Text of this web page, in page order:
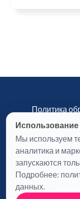
Использование
Мы используем
аналитика и
запускаются
Подробнее:
данных.
Политика